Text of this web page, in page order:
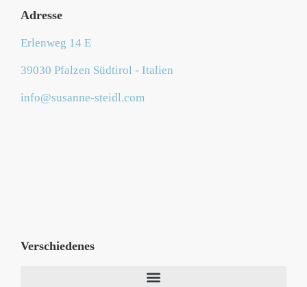
Adresse
Erlenweg 14 E
39030 Pfalzen Südtirol - Italien
info@susanne-steidl.com
Verschiedenes